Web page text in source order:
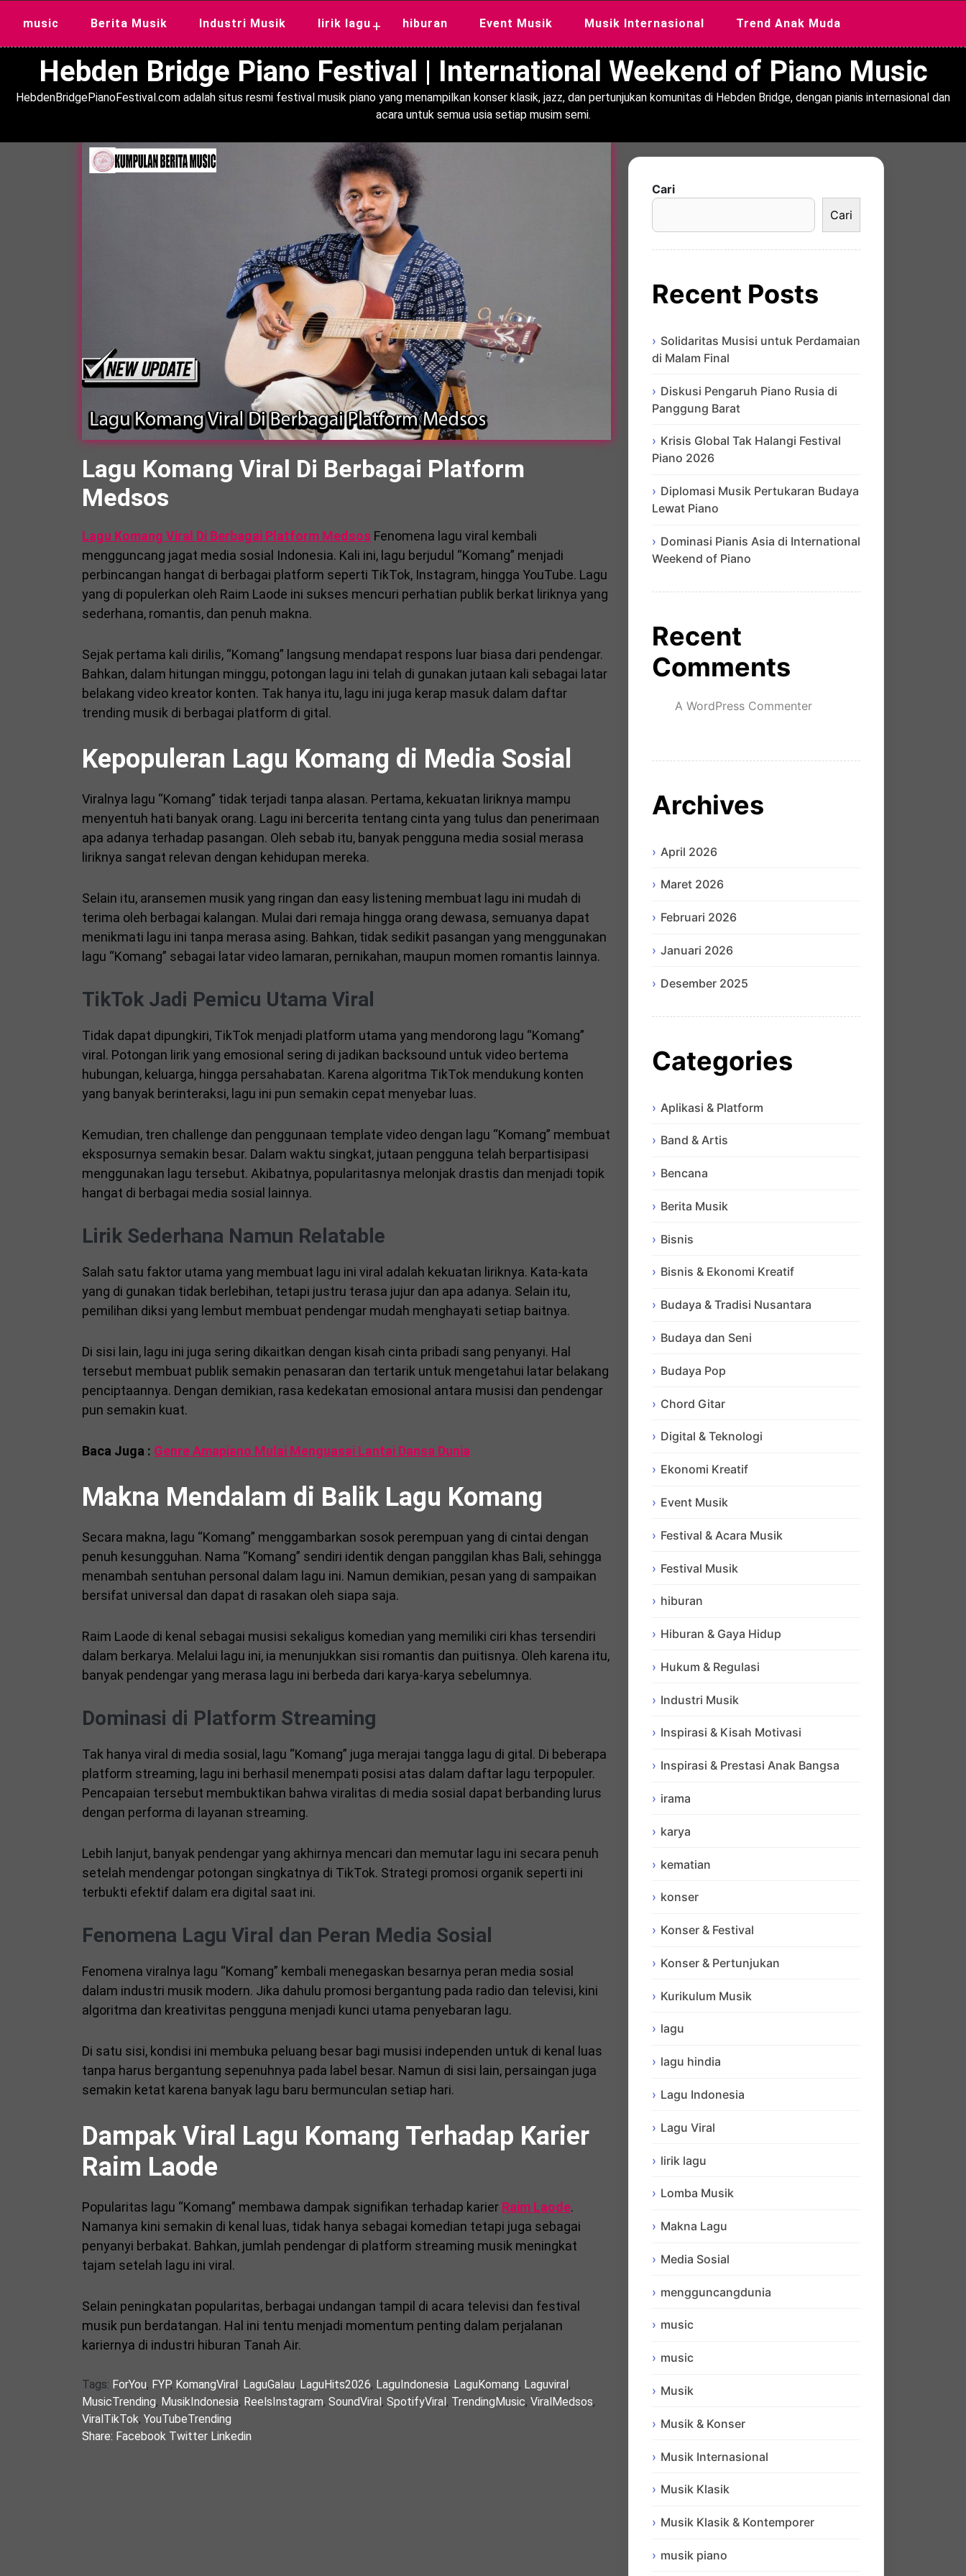
music Berita Musik Industri Musik lirik lagu + hiburan Event Musik Musik Internasional Trend Anak Muda
Hebden Bridge Piano Festival | International Weekend of Piano Music
HebdenBridgePianoFestival.com adalah situs resmi festival musik piano yang menampilkan konser klasik, jazz, dan pertunjukan komunitas di Hebden Bridge, dengan pianis internasional dan
acara untuk semua usia setiap musim semi.
Lagu Komang Viral Di Berbagai Platform
Medsos
Lagu Komang Viral Di Berbagai Platform Medsos Fenomena lagu viral kembali
mengguncang jagat media sosial Indonesia. Kali ini, lagu berjudul “Komang” menjadi
perbincangan hangat di berbagai platform seperti TikTok, Instagram, hingga YouTube. Lagu
yang di populerkan oleh Raim Laode ini sukses mencuri perhatian publik berkat liriknya yang
sederhana, romantis, dan penuh makna.
Sejak pertama kali dirilis, “Komang” langsung mendapat respons luar biasa dari pendengar.
Bahkan, dalam hitungan minggu, potongan lagu ini telah di gunakan jutaan kali sebagai latar
belakang video kreator konten. Tak hanya itu, lagu ini juga kerap masuk dalam daftar
trending musik di berbagai platform di gital.
Kepopuleran Lagu Komang di Media Sosial
Viralnya lagu “Komang” tidak terjadi tanpa alasan. Pertama, kekuatan liriknya mampu
menyentuh hati banyak orang. Lagu ini bercerita tentang cinta yang tulus dan penerimaan
apa adanya terhadap pasangan. Oleh sebab itu, banyak pengguna media sosial merasa
liriknya sangat relevan dengan kehidupan mereka.
Selain itu, aransemen musik yang ringan dan easy listening membuat lagu ini mudah di
terima oleh berbagai kalangan. Mulai dari remaja hingga orang dewasa, semuanya dapat
menikmati lagu ini tanpa merasa asing. Bahkan, tidak sedikit pasangan yang menggunakan
lagu “Komang” sebagai latar video lamaran, pernikahan, maupun momen romantis lainnya.
TikTok Jadi Pemicu Utama Viral
Tidak dapat dipungkiri, TikTok menjadi platform utama yang mendorong lagu “Komang”
viral. Potongan lirik yang emosional sering di jadikan backsound untuk video bertema
hubungan, keluarga, hingga persahabatan. Karena algoritma TikTok mendukung konten
yang banyak berinteraksi, lagu ini pun semakin cepat menyebar luas.
Kemudian, tren challenge dan penggunaan template video dengan lagu “Komang” membuat
eksposurnya semakin besar. Dalam waktu singkat, jutaan pengguna telah berpartisipasi
menggunakan lagu tersebut. Akibatnya, popularitasnya melonjak drastis dan menjadi topik
hangat di berbagai media sosial lainnya.
Lirik Sederhana Namun Relatable
Salah satu faktor utama yang membuat lagu ini viral adalah kekuatan liriknya. Kata-kata
yang di gunakan tidak berlebihan, tetapi justru terasa jujur dan apa adanya. Selain itu,
pemilihan diksi yang lembut membuat pendengar mudah menghayati setiap baitnya.
Di sisi lain, lagu ini juga sering dikaitkan dengan kisah cinta pribadi sang penyanyi. Hal
tersebut membuat publik semakin penasaran dan tertarik untuk mengetahui latar belakang
penciptaannya. Dengan demikian, rasa kedekatan emosional antara musisi dan pendengar
pun semakin kuat.
Baca Juga : Genre Amapiano Mulai Menguasai Lantai Dansa Dunia
Makna Mendalam di Balik Lagu Komang
Secara makna, lagu “Komang” menggambarkan sosok perempuan yang di cintai dengan
penuh kesungguhan. Nama “Komang” sendiri identik dengan panggilan khas Bali, sehingga
menambah sentuhan personal dalam lagu ini. Namun demikian, pesan yang di sampaikan
bersifat universal dan dapat di rasakan oleh siapa saja.
Raim Laode di kenal sebagai musisi sekaligus komedian yang memiliki ciri khas tersendiri
dalam berkarya. Melalui lagu ini, ia menunjukkan sisi romantis dan puitisnya. Oleh karena itu,
banyak pendengar yang merasa lagu ini berbeda dari karya-karya sebelumnya.
Dominasi di Platform Streaming
Tak hanya viral di media sosial, lagu “Komang” juga merajai tangga lagu di gital. Di beberapa
platform streaming, lagu ini berhasil menempati posisi atas dalam daftar lagu terpopuler.
Pencapaian tersebut membuktikan bahwa viralitas di media sosial dapat berbanding lurus
dengan performa di layanan streaming.
Lebih lanjut, banyak pendengar yang akhirnya mencari dan memutar lagu ini secara penuh
setelah mendengar potongan singkatnya di TikTok. Strategi promosi organik seperti ini
terbukti efektif dalam era digital saat ini.
Fenomena Lagu Viral dan Peran Media Sosial
Fenomena viralnya lagu “Komang” kembali menegaskan besarnya peran media sosial
dalam industri musik modern. Jika dahulu promosi bergantung pada radio dan televisi, kini
algoritma dan kreativitas pengguna menjadi kunci utama penyebaran lagu.
Di satu sisi, kondisi ini membuka peluang besar bagi musisi independen untuk di kenal luas
tanpa harus bergantung sepenuhnya pada label besar. Namun di sisi lain, persaingan juga
semakin ketat karena banyak lagu baru bermunculan setiap hari.
Dampak Viral Lagu Komang Terhadap Karier
Raim Laode
Popularitas lagu “Komang” membawa dampak signifikan terhadap karier Raim Laode.
Namanya kini semakin di kenal luas, tidak hanya sebagai komedian tetapi juga sebagai
penyanyi berbakat. Bahkan, jumlah pendengar di platform streaming musik meningkat
tajam setelah lagu ini viral.
Selain peningkatan popularitas, berbagai undangan tampil di acara televisi dan festival
musik pun berdatangan. Hal ini tentu menjadi momentum penting dalam perjalanan
kariernya di industri hiburan Tanah Air.
Tags: ForYou, FYP, KomangViral, LaguGalau, LaguHits2026, LaguIndonesia, LaguKomang, Laguviral,
MusicTrending, MusikIndonesia, ReelsInstagram, SoundViral, SpotifyViral, TrendingMusic, ViralMedsos,
ViralTikTok, YouTubeTrending
Share: Facebook Twitter Linkedin
Cari
Cari
Recent Posts
Solidaritas Musisi untuk Perdamaian
di Malam Final
Diskusi Pengaruh Piano Rusia di
Panggung Barat
Krisis Global Tak Halangi Festival
Piano 2026
Diplomasi Musik Pertukaran Budaya
Lewat Piano
Dominasi Pianis Asia di International
Weekend of Piano
Recent
Comments
A WordPress Commenter
Archives
April 2026
Maret 2026
Februari 2026
Januari 2026
Desember 2025
Categories
Aplikasi & Platform
Band & Artis
Bencana
Berita Musik
Bisnis
Bisnis & Ekonomi Kreatif
Budaya & Tradisi Nusantara
Budaya dan Seni
Budaya Pop
Chord Gitar
Digital & Teknologi
Ekonomi Kreatif
Event Musik
Festival & Acara Musik
Festival Musik
hiburan
Hiburan & Gaya Hidup
Hukum & Regulasi
Industri Musik
Inspirasi & Kisah Motivasi
Inspirasi & Prestasi Anak Bangsa
irama
karya
kematian
konser
Konser & Festival
Konser & Pertunjukan
Kurikulum Musik
lagu
lagu hindia
Lagu Indonesia
Lagu Viral
lirik lagu
Lomba Musik
Makna Lagu
Media Sosial
mengguncangdunia
music
music
Musik
Musik & Konser
Musik Internasional
Musik Klasik
Musik Klasik & Kontemporer
musik piano